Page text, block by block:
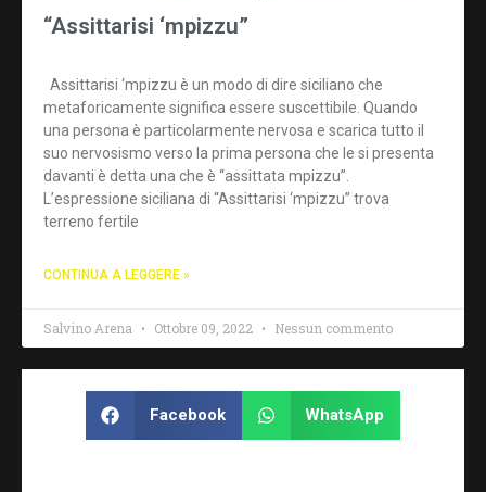
“Assittarisi ‘mpizzu”
Assittarisi ‘mpizzu è un modo di dire siciliano che
metaforicamente significa essere suscettibile. Quando
una persona è particolarmente nervosa e scarica tutto il
suo nervosismo verso la prima persona che le si presenta
davanti è detta una che è “assittata mpizzu”.
L’espressione siciliana di “Assittarisi ‘mpizzu” trova
terreno fertile
CONTINUA A LEGGERE »
Salvino Arena Ottobre 09, 2022 Nessun commento
Facebook WhatsApp